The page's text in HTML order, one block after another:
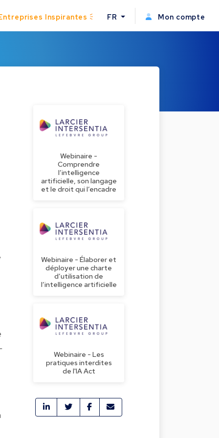
Inspirantes FR Mon compte
Webinaire -
Comprendre
l’intelligence
artificielle, son langage
et le droit qui l’encadre
Webinaire - Élaborer et
déployer une charte
d’utilisation de
l’intelligence artificielle
Webinaire - Les
pratiques interdites
de l'IA Act